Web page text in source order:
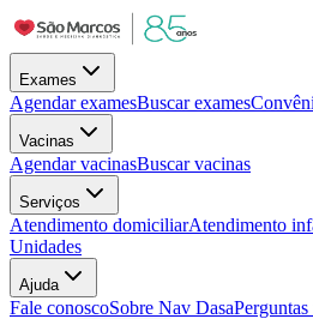
Exames
Agendar examesBuscar exames
Vacinas
Agendar vacinasBuscar vacinas
Serviços
Atendimento domiciliarAtendimento
Unidades
Ajuda
Fale conoscoSobre Nav Dasa